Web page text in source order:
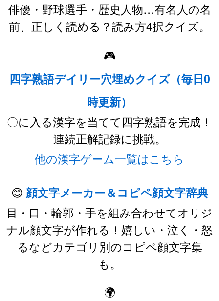
俳優・野球選手・歴史人物…有名人の名
前、正しく読める？読み方4択クイズ。
🎮
四字熟語デイリー穴埋めクイズ（毎日0
時更新）
〇に入る漢字を当てて四字熟語を完成！
連続正解記録に挑戦。
他の漢字ゲーム一覧はこちら
😊 顔文字メーカー＆コピペ顔文字辞典
目・口・輪郭・手を組み合わせてオリジ
ナル顔文字が作れる！嬉しい・泣く・怒
るなどカテゴリ別のコピペ顔文字集
も。
🌍